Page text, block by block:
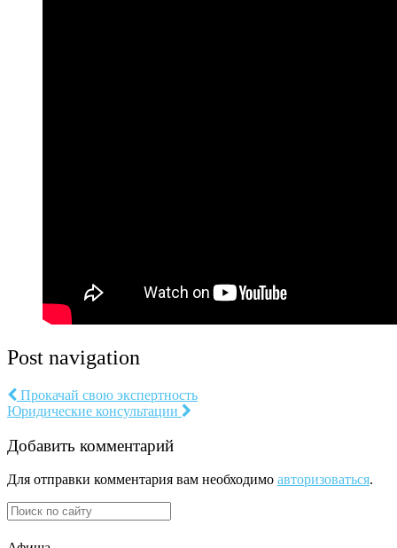
Post navigation
Прокачай свою экспертность
Юридические консультации
Добавить комментарий
Для отправки комментария вам необходимо авторизоваться.